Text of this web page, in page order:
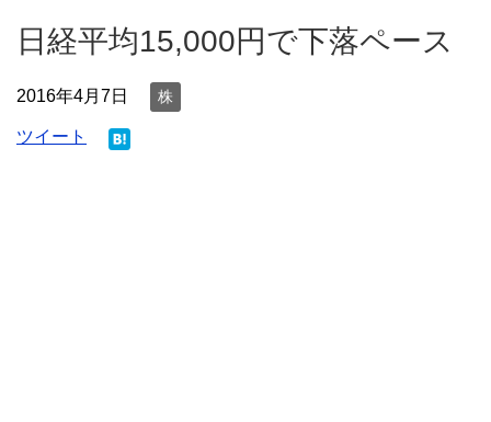
日経平均15,000円で下落ペース
2016年4月7日 株
ツイート